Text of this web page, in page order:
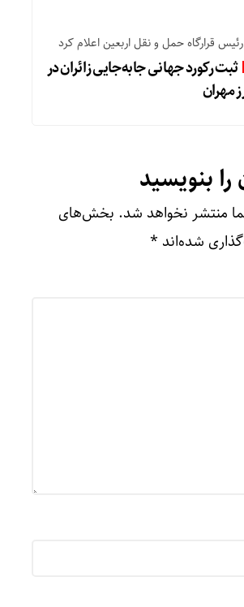
رئیس قرارگاه حمل و نقل اربعین اعلام کرد
ثبت رکورد جهانی جابه‌جایی زائران در
مهران
بنویسید
منتشر نخواهد شد. بخش‌های
شده‌اند *